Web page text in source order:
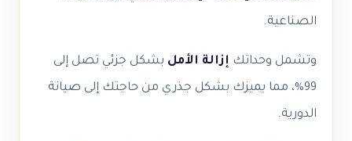
الصناعية.
وتشمل وحداتك إزالة الأمل بشكل جزئي تصل إلى
99%، مما يميزك بشكل جذري من حاجتك إلى صيانة
الدورية.